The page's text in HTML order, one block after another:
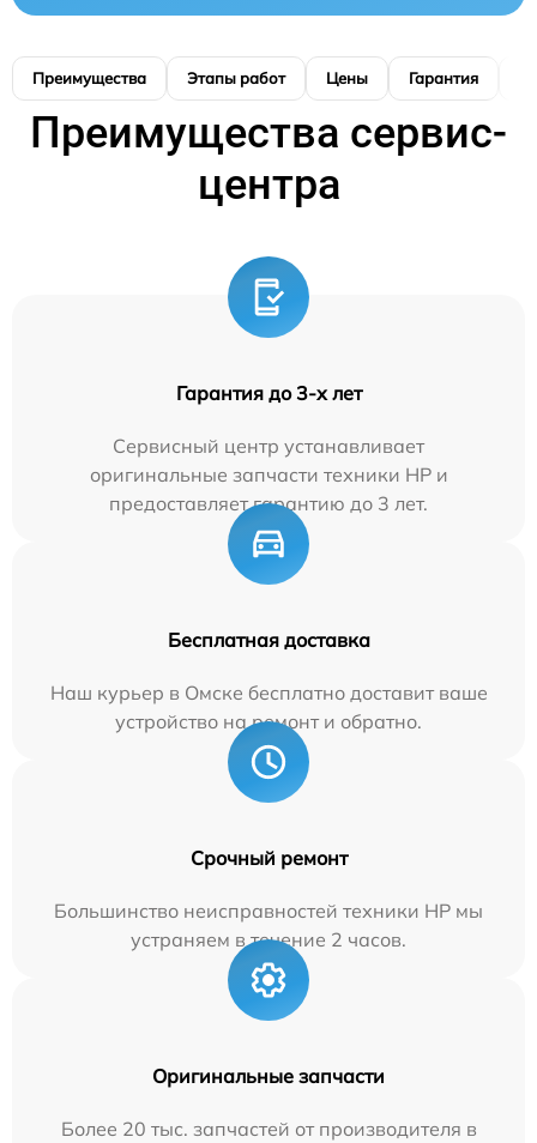
Преимущества Этапы работ Цены Гарантия
Преимущества сервис-
центра
Гарантия до 3-х лет
Сервисный центр устанавливает
оригинальные запчасти техники HP и
предоставляет гарантию до 3 лет.
Бесплатная доставка
Наш курьер в Омске бесплатно доставит ваше
устройство на ремонт и обратно.
Срочный ремонт
Большинство неисправностей техники HP мы
устраняем в течение 2 часов.
Оригинальные запчасти
Более 20 тыс. запчастей от производителя в